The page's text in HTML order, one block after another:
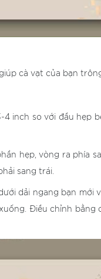
cà vạt của bạn
inch so với đầu hẹp
hẹp, vòng ra phía
sang trái.
dải ngang bạn mới
Điều chỉnh